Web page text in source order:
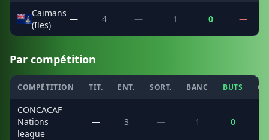
Caimans
(Iles)
— 4 — 1 0 —
Par compétition
COMPÉTITION TIT. ENT. SORT. BANC BUTS
CONCACAF
Nations
league
— 3 — 1 0